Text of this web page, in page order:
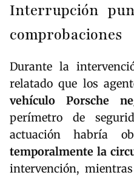
Interrupción
comprobaciones
Durante la
relatado que los
vehículo Porsche
perímetro de
actuación habría
temporalmente la
intervención,